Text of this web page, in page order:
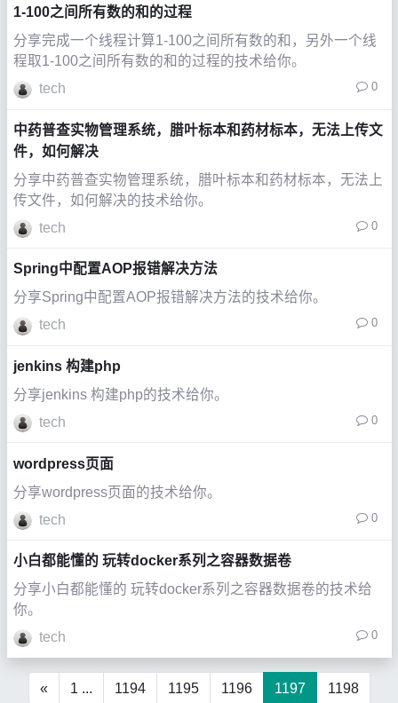
1-100之间所有数的和的过程
分享完成一个线程计算1-100之间所有数的和，另外一个线
程取1-100之间所有数的和的过程的技术给你。
tech
0
中药普查实物管理系统，腊叶标本和药材标本，无法上传文
件，如何解决
分享中药普查实物管理系统，腊叶标本和药材标本，无法上
传文件，如何解决的技术给你。
tech
0
Spring中配置AOP报错解决方法
分享Spring中配置AOP报错解决方法的技术给你。
tech
0
jenkins 构建php
分享jenkins 构建php的技术给你。
tech
0
wordpress页面
分享wordpress页面的技术给你。
tech
0
小白都能懂的 玩转docker系列之容器数据卷
分享小白都能懂的 玩转docker系列之容器数据卷的技术给
你。
tech
0
« 1 ... 1194 1195 1196 1197 1198